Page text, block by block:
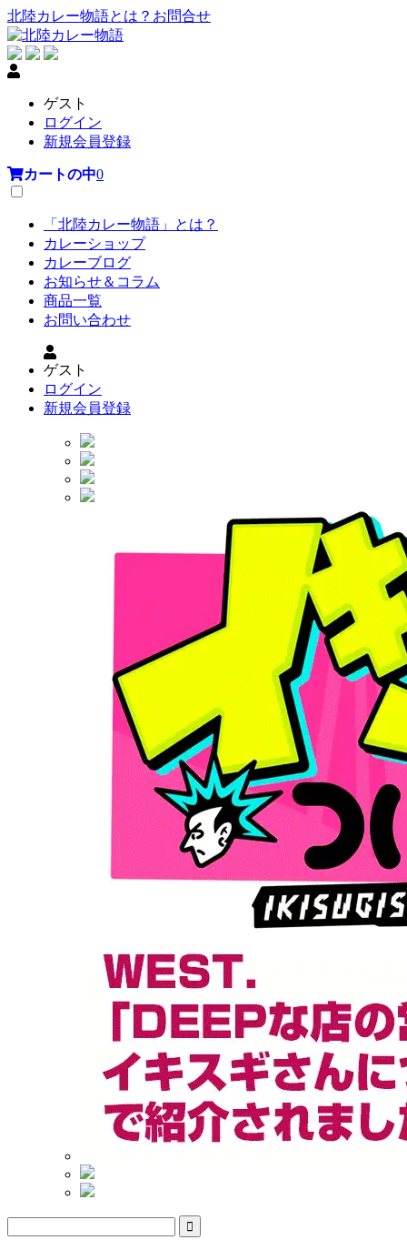
北陸カレー物語とは？ お問合せ
ゲスト
ログイン
新規会員登録
カートの中0
「北陸カレー物語」とは？
カレーショップ
カレーブログ
お知らせ＆コラム
商品一覧
お問い合わせ
ゲスト
ログイン
新規会員登録